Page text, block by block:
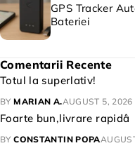
GPS Tracker
Bateriei
Comentarii Recente
Totul la superlativ!
BY MARIAN A.AUGUST 5, 2026
Foarte bun,livrare rapidâ
BY CONSTANTIN POPA